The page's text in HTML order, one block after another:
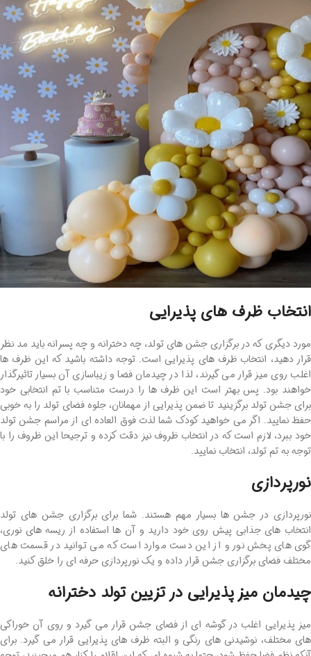
انتخاب ظرف های پذیرایی
مورد دیگری که در برگزاری جشن های تولد، چه دخترانه و چه پسرانه باید مد نظر
قرار دهید، انتخاب ظرف های پذیرایی است. توجه داشته باشید که این ظرف ها
اغلب روی میز قرار می گیرند، لذا در چیدمان فضا و زیباسازی آن بسیار تاثیرگذار
خواهند بود. پس بهتر است این ظرف ها را درست متناسب با تم انتخابی خود
برای جشن تولد برگزینید تا ضمن پذیرایی از مهمانان، جلوه فضای تولد را به خوبی
حفظ نمایید. اگر می خواهید کودک شما لذت فوق العاده ای از مراسم جشن تولد
خود ببرد، لازم است که در انتخاب ظروف نیز دقت کرده و ترجیحا این ظروف را با
توجه به تم تولد، انتخاب نمایید.
نورپردازی
نورپردازی در جشن ها بسیار مهم هستند. شما برای برگزاری جشن های تولد
انتخاب های جذابی پیش روی خود دارید و آن ها استفاده از ریسه های نوری،
گوی های پخش نور و از این دست موارد است که می توانید در قسمت های
مختلف فضای برگزاری جشن قرار داده و یک نورپردازی حرفه ای را خلق کنید.
چیدمان میز پذیرایی در تزیین تولد دخترانه
میز پذیرایی اغلب در گوشه ای از فضای جشن قرار می گیرد و روی آن خوراکی
های مختلف، نوشیدنی های رنگی و البته ظرف های پذیرایی قرار می گیرد. برای